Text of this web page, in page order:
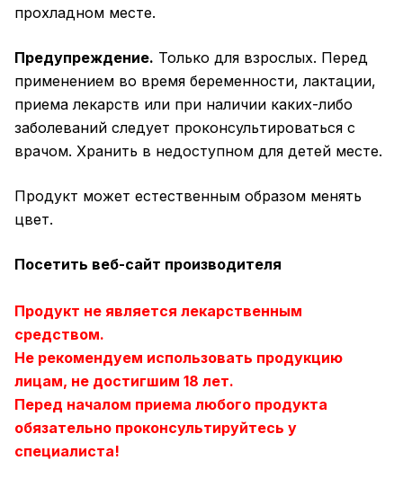
прохладном месте.
Предупреждение. Только для взрослых. Перед
применением во время беременности, лактации,
приема лекарств или при наличии каких-либо
заболеваний следует проконсультироваться с
врачом. Хранить в недоступном для детей месте.
Продукт может естественным образом менять
цвет.
Посетить веб-сайт производителя
Продукт не является лекарственным
средством.
Не рекомендуем использовать продукцию
лицам, не достигшим 18 лет.
Перед началом приема любого продукта
обязательно проконсультируйтесь у
специалиста!